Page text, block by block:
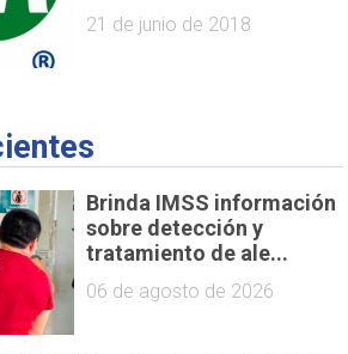
21 de junio de 2018
Brinda IMSS información
sobre detección y
tratamiento de ale...
06 de agosto de 2026